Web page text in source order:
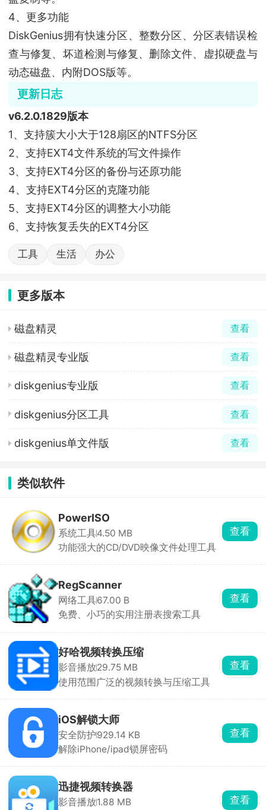
4、更多功能
DiskGenius拥有快速分区、整数分区、分区表错误检
查与修复、坏道检测与修复、删除文件、虚拟硬盘与
动态磁盘、内附DOS版等。
更新日志
v6.2.0.1829版本
1、支持簇大小大于128扇区的NTFS分区
2、支持EXT4文件系统的写文件操作
3、支持EXT4分区的备份与还原功能
4、支持EXT4分区的克隆功能
5、支持EXT4分区的调整大小功能
6、支持恢复丢失的EXT4分区
工具 生活 办公
更多版本
磁盘精灵 查看
磁盘精灵专业版 查看
diskgenius专业版 查看
diskgenius分区工具 查看
diskgenius单文件版 查看
类似软件
PowerISO
系统工具4.50 MB
功能强大的CD/DVD映像文件处理工具
查看
RegScanner
网络工具67.00 B
免费、小巧的实用注册表搜索工具
查看
好哈视频转换压缩
影音播放29.75 MB
使用范围广泛的视频转换与压缩工具
查看
iOS解锁大师
安全防护929.14 KB
解除iPhone/ipad锁屏密码
查看
迅捷视频转换器
影音播放1.88 MB
查看